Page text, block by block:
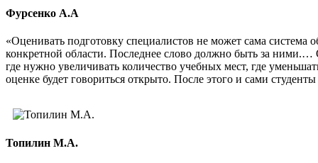
Фурсенко А.А
«Оценивать подготовку специалистов не может сама
конкретной области. Последнее слово должно быть за ними.…
где нужно увеличивать количество учебных мест, где
оценке будет говориться открыто. После этого и сами
Топилин М.А.